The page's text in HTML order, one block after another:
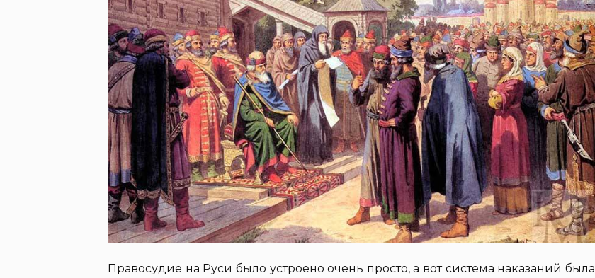
Правосудие на Руси было устроено очень просто, а вот система наказаний была